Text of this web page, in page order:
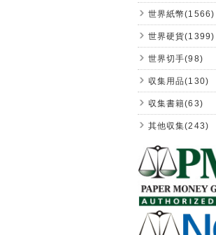
世界紙幣(1566)
世界硬貨(1399)
世界切手(98)
収集用品(130)
収集書籍(63)
其他収集(243)